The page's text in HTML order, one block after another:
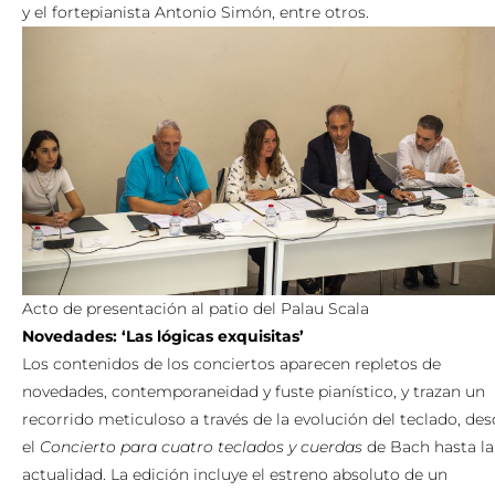
y el fortepianista Antonio Simón, entre otros.
Acto de presentación al patio del Palau Scala
Novedades: ‘Las lógicas exquisitas’
Los contenidos de los conciertos aparecen repletos de
novedades, contemporaneidad y fuste pianístico, y trazan un
recorrido meticuloso a través de la evolución del teclado,
el Concierto para cuatro teclados y cuerdas de Bach hasta la
actualidad. La edición incluye el estreno absoluto de un